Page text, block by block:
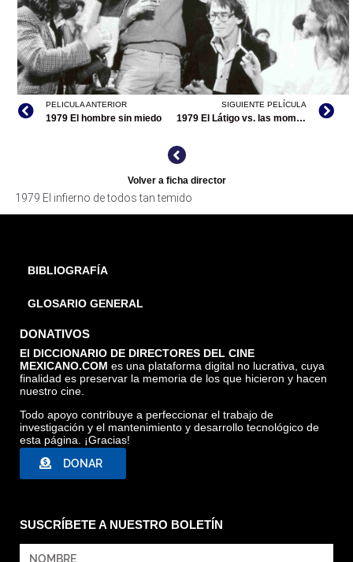
MEXICANA.CULTURA.GOB
EL INFIERNO DE TODOS TAN TEMIDO, TOMADA DE
SIC.GOB.MX
PELICULA ANTERIOR
1979 El hombre sin miedo
SIGUIENTE PELÍCULA
1979 El Látigo vs. las momias asesinas
Volver a ficha director
1979 El infierno de todos tan temido
BIBLIOGRAFÍA
GLOSARIO GENERAL
DONATIVOS
El DICCIONARIO DE DIRECTORES DEL CINE
MEXICANO.COM es una plataforma digital no lucrativa, cuya
finalidad es preservar la memoria de los que hicieron y hacen
nuestro cine.
Todo apoyo contribuye a perfeccionar el trabajo de
investigación y el mantenimiento y desarrollo tecnológico de
esta página. ¡Gracias!
DONAR
SUSCRÍBETE A NUESTRO BOLETÍN